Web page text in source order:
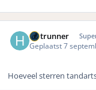
Hotrunner
Geplaatst7
Hoeveel sterren